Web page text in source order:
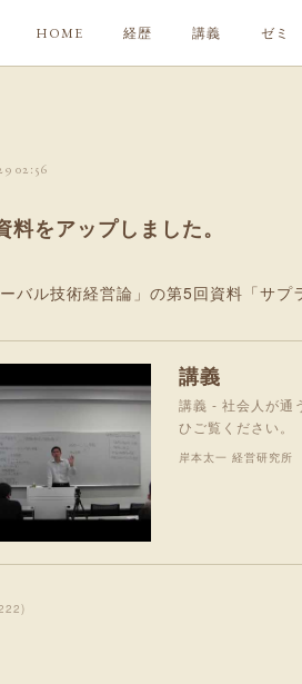
HOME 経歴 講義 ゼミ
02:56
料をアップしました。
ーバル技術経営論」の第5回資料「サ
講義
講義 - 社会人が通
ひご覧ください。
岸本太一 経営研究所
)